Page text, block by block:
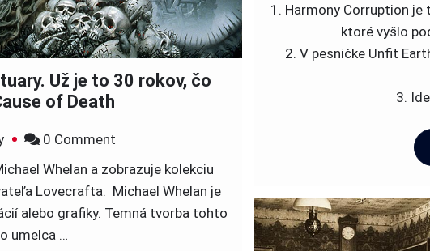
1. Harmony Corruption je
ktoré vyšlo
2. V pesničke Unfit
3.
Už je to 30 rokov, čo
of Death
0 Commenton
Whelan a zobrazuje kolekciu
Lovecrafta. Michael Whelan je
alebo grafiky. Temná tvorba tohto
umelca …